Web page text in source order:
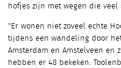
hofjes zijn met wegen die
"Er wonen niet zoveel echte
tijdens een wandeling door
Amsterdam en Amstelveen en
hebben er 48 bekeken.